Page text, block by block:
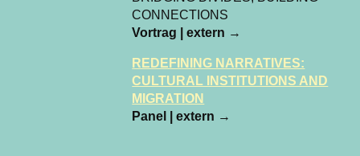
CONNECTIONS
Vortrag | extern →
REDEFINING NARRATIVES:
CULTURAL INSTITUTIONS AND
MIGRATION
Panel | extern →